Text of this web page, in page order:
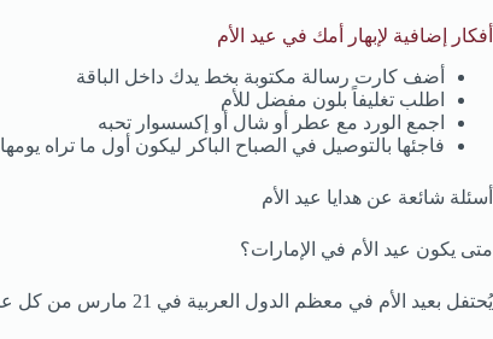
أفكار إضافية لإبهار أمك في عيد الأم
أضف كارت رسالة مكتوبة بخط يدك داخل الباقة
اطلب تغليفاً بلون مفضل للأم
اجمع الورد مع عطر أو شال أو إكسسوار تحبه
فاجئها بالتوصيل في الصباح الباكر ليكون أول ما تراه يومها
أسئلة شائعة عن هدايا عيد الأم
متى يكون عيد الأم في الإمارات؟
يُحتفل بعيد الأم في معظم الدول العربية في 21 مارس من كل عام، وهو يوم الاعتدال الربيعي.